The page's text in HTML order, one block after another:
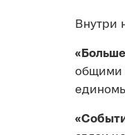
Внутри
общими